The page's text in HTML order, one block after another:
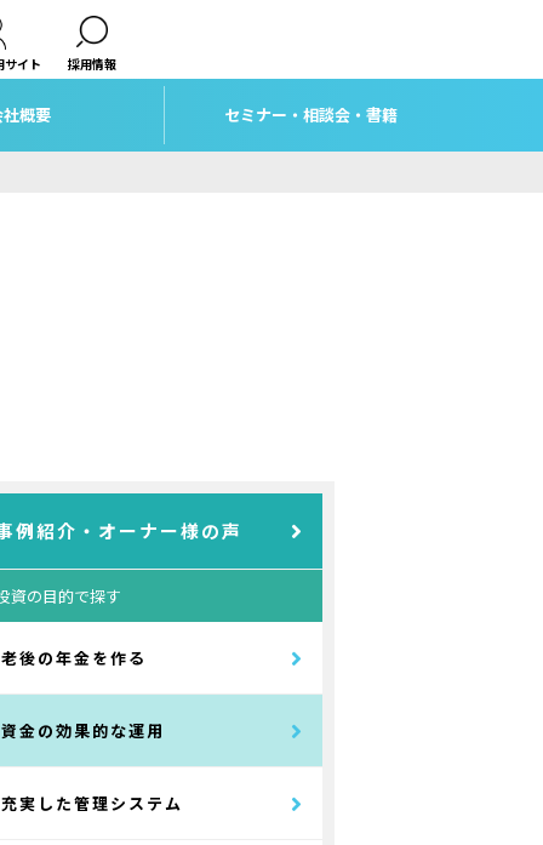
サイト 採用情報
概要 セミナー・相談会・書籍
例紹介・オーナー様の声
資の目的で探す
老後の年金を作る
資金の効果的な運用
充実した管理システム